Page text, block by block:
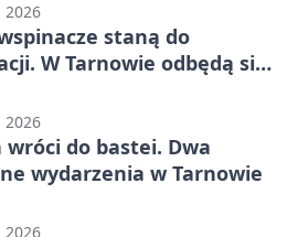
staną do
W Tarnowie odbędą się
do bastei. Dwa
wydarzenia w Tarnowie